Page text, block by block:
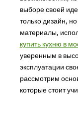
выборе своей
только дизайн,
материалы,
купить кухню в
уверенным в
эксплуатации
рассмотрим
которые стоит